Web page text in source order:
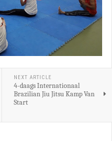
NEXT ARTICLE
4-daags Internationaal
Brazilian Jiu Jitsu Kamp Van
Start